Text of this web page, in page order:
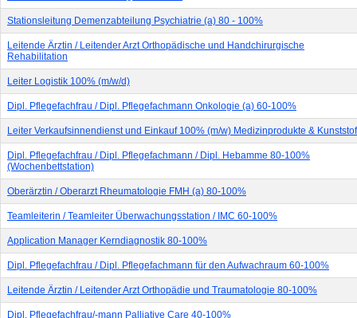
Stationsleitung Demenzabteilung Psychiatrie (a) 80 - 100%
Leitende Ärztin / Leitender Arzt Orthopädische und Handchirurgische
Rehabilitation
Leiter Logistik 100% (m/w/d)
Dipl. Pflegefachfrau / Dipl. Pflegefachmann Onkologie (a) 60-100%
Leiter Verkaufsinnendienst und Einkauf 100% (m/w) Medizinprodukte &
Dipl. Pflegefachfrau / Dipl. Pflegefachmann / Dipl. Hebamme 80-100%
(Wochenbettstation)
Oberärztin / Oberarzt Rheumatologie FMH (a) 80-100%
Teamleiterin / Teamleiter Überwachungsstation / IMC 60-100%
Application Manager Kerndiagnostik 80-100%
Dipl. Pflegefachfrau / Dipl. Pflegefachmann für den Aufwachraum 60-100%
Leitende Ärztin / Leitender Arzt Orthopädie und Traumatologie 80-100%
Dipl. Pflegefachfrau/-mann Palliative Care 40-100%